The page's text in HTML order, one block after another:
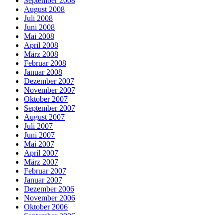
August 2008
Juli 2008
Juni 2008
Mai 2008
April 2008
März 2008
Februar 2008
Januar 2008
Dezember 2007
November 2007
Oktober 2007
September 2007
August 2007
Juli 2007
Juni 2007
Mai 2007
April 2007
März 2007
Februar 2007
Januar 2007
Dezember 2006
November 2006
Oktober 2006